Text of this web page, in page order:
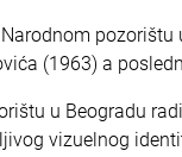
(1963) a
u Beogradu
vizuelnog